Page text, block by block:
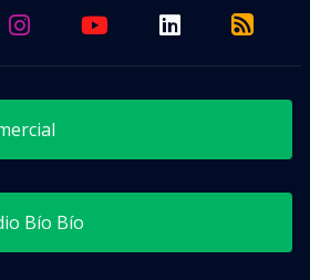
Bío Bío